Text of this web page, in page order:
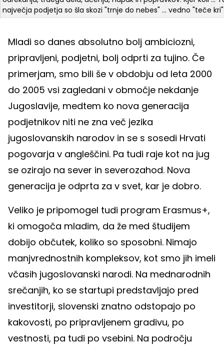
največja podjetja so šla skozi "trnje do nebes" ... vedno "teče
Mladi so danes absolutno bolj ambiciozni,
pripravljeni, podjetni, bolj odprti za tujino. Če
primerjam, smo bili še v obdobju od leta 2000
do 2005 vsi zagledani v območje nekdanje
Jugoslavije, medtem ko nova generacija
podjetnikov niti ne zna več jezika
jugoslovanskih narodov in se s sosedi Hrvati
pogovarja v angleščini. Pa tudi raje kot na jug
se ozirajo na sever in severozahod. Nova
generacija je odprta za v svet, kar je dobro.
Veliko je pripomogel tudi program Erasmus+,
ki omogoča mladim, da že med študijem
dobijo občutek, koliko so sposobni. Nimajo
manjvrednostnih kompleksov, kot smo jih imeli
včasih jugoslovanski narodi. Na mednarodnih
srečanjih, ko se startupi predstavljajo pred
investitorji, slovenski znatno odstopajo po
kakovosti, po pripravljenem gradivu, po
vestnosti, pa tudi po vsebini. Na področju